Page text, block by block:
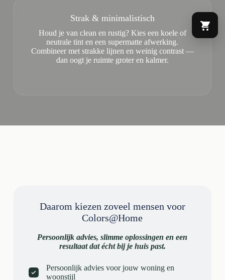
Strak & minimalistisch
Houd je van clean en rustig? Kies een koele of
neutrale tint en een supermatte afwerking.
Combineer met strakke lijnen en weinig contrast —
dan oogt je ruimte groter en kalmer.
Daarom kiezen zoveel mensen voor
Colors@Home
Persoonlijk advies, slimme oplossingen en een
resultaat dat écht bij je huis past.
Persoonlijk advies voor jouw woning en
woonstijl